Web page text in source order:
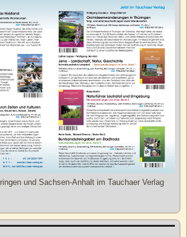
und Sachsen-Anhalt im Tauchaer Verlag